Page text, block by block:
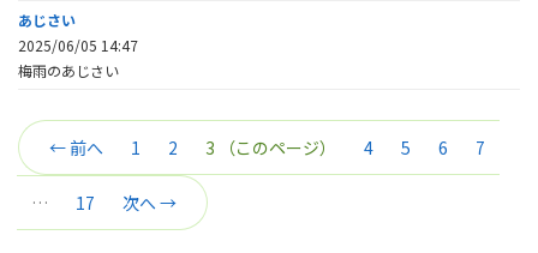
あじさい
2025/06/05 14:47
梅雨のあじさい
← 前へ 1 2 3 （このページ） 4 5 6 7
… 17 次へ →